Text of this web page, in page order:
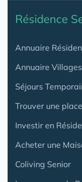
Résidence
Annuaire
Annuaire
Séjours
Trouver une
Investir en
Acheter une
Coliving Senior